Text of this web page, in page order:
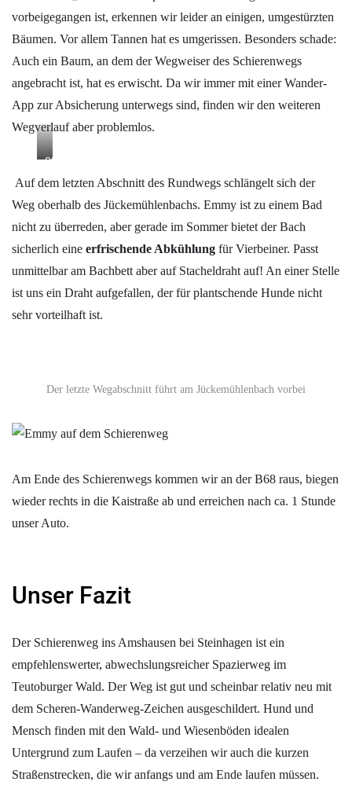
vorbeigegangen ist, erkennen wir leider an einigen, umgestürzten
Bäumen. Vor allem Tannen hat es umgerissen. Besonders schade:
Auch ein Baum, an dem der Wegweiser des Schierenwegs
angebracht ist, hat es erwischt. Da wir immer mit einer Wander-
App zur Absicherung unterwegs sind, finden wir den weiteren
Wegverlauf aber problemlos.
Sturm
„Sabine“
Spuren
hinterlassen
Auf dem letzten Abschnitt des Rundwegs schlängelt sich der
Weg oberhalb des Jückemühlenbachs. Emmy ist zu einem Bad
nicht zu überreden, aber gerade im Sommer bietet der Bach
sicherlich eine erfrischende Abkühlung für Vierbeiner. Passt
unmittelbar am Bachbett aber auf Stacheldraht auf! An einer Stelle
ist uns ein Draht aufgefallen, der für plantschende Hunde nicht
sehr vorteilhaft ist.
Der letzte Wegabschnitt führt am Jückemühlenbach vorbei
Am Ende des Schierenwegs kommen wir an der B68 raus, biegen
wieder rechts in die Kaistraße ab und erreichen nach ca. 1 Stunde
unser Auto.
Unser Fazit
Der Schierenweg ins Amshausen bei Steinhagen ist ein
empfehlenswerter, abwechslungsreicher Spazierweg im
Teutoburger Wald. Der Weg ist gut und scheinbar relativ neu mit
dem Scheren-Wanderweg-Zeichen ausgeschildert. Hund und
Mensch finden mit den Wald- und Wiesenböden idealen
Untergrund zum Laufen – da verzeihen wir auch die kurzen
Straßenstrecken, die wir anfangs und am Ende laufen müssen.